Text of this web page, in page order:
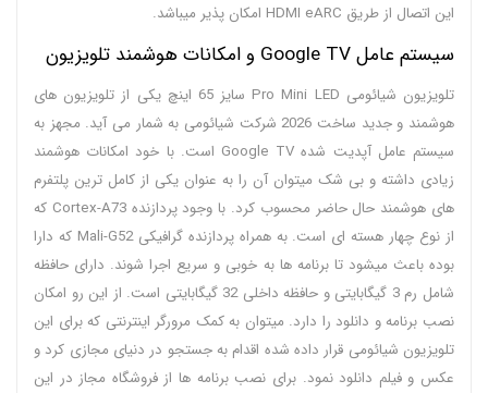
این اتصال از طریق HDMI eARC امکان پذیر میباشد.
سیستم عامل Google TV و امکانات هوشمند تلویزیون
تلویزیون شیائومی Pro Mini LED سایز 65 اینچ یکی از تلویزیون های
هوشمند و جدید ساخت 2026 شرکت شیائومی به شمار می آید. مجهز به
سیستم عامل آپدیت شده Google TV است. با خود امکانات هوشمند
زیادی داشته و بی شک میتوان آن را به عنوان یکی از کامل ترین پلتفرم
های هوشمند حال حاضر محسوب کرد. با وجود پردازنده Cortex-A73 که
از نوع چهار هسته ای است. به همراه پردازنده گرافیکی Mali-G52 که دارا
بوده باعث میشود تا برنامه ها به خوبی و سریع اجرا شوند. دارای حافظه
شامل رم 3 گیگابایتی و حافظه داخلی 32 گیگابایتی است. از این رو امکان
نصب برنامه و دانلود را دارد. میتوان به کمک مرورگر اینترنتی که برای این
تلویزیون شیائومی قرار داده شده اقدام به جستجو در دنیای مجازی کرد و
عکس و فیلم دانلود نمود. برای نصب برنامه ها از فروشگاه مجاز در این